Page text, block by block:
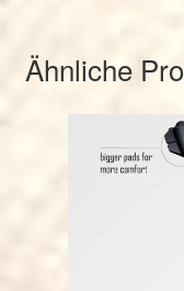
Ähnliche